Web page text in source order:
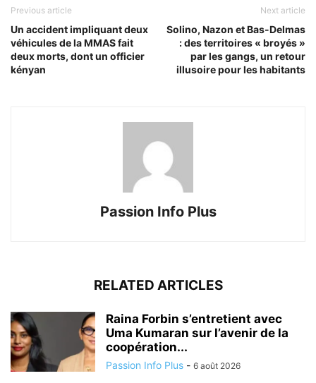
Previous article
Un accident impliquant deux
véhicules de la MMAS fait
deux morts, dont un officier
kényan
Next article
Solino, Nazon et Bas-Delmas
: des territoires « broyés »
par les gangs, un retour
illusoire pour les habitants
Passion Info Plus
RELATED ARTICLES
Raina Forbin s’entretient avec
Uma Kumaran sur l’avenir de la
coopération...
Passion Info Plus - 6 août 2026